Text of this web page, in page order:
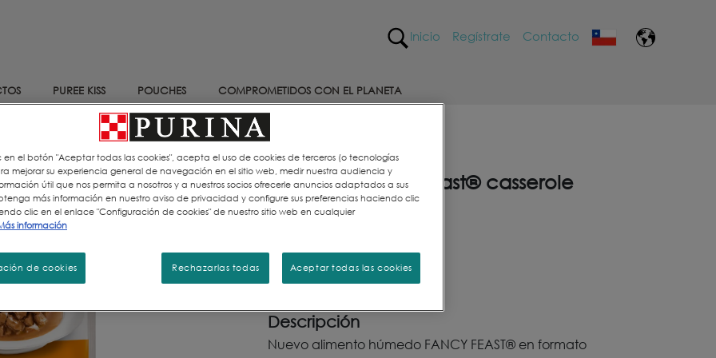
Inicio Regístrate Contacto
PUREE KISS POUCHES COMPROMETIDOS CON EL PLANETA
Alimento Húmedo
Pouches Fancy Feast® casserole
atún y salmón
85gr.
Descripción
Nuevo alimento húmedo FANCY FEAST® en formato
en el botón "Aceptar todas las cookies", acepta el uso de cookies de terceros (o tecnologías
mejorar su experiencia general de navegación en el sitio web, medir nuestra audiencia y
útil que nos permita a nosotros y a nuestros socios ofrecerle anuncios adaptados a sus
más información en nuestro aviso de privacidad y configure sus preferencias haciendo clic
clic en el enlace "Configuración de cookies" de nuestro sitio web en cualquier
información
Rechazarlas todas Aceptar todas las cookies
de cookies